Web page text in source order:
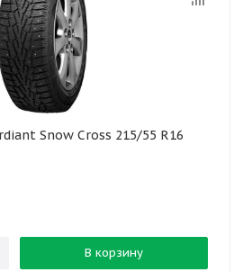
Snow Cross 215/55 R16
В корзину